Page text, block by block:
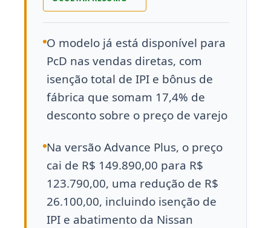
O modelo já está disponível para
PcD nas vendas diretas, com
isenção total de IPI e bônus de
fábrica que somam 17,4% de
desconto sobre o preço de varejo
Na versão Advance Plus, o preço
cai de R$ 149.890,00 para R$
123.790,00, uma redução de R$
26.100,00, incluindo isenção de
IPI e abatimento da Nissan